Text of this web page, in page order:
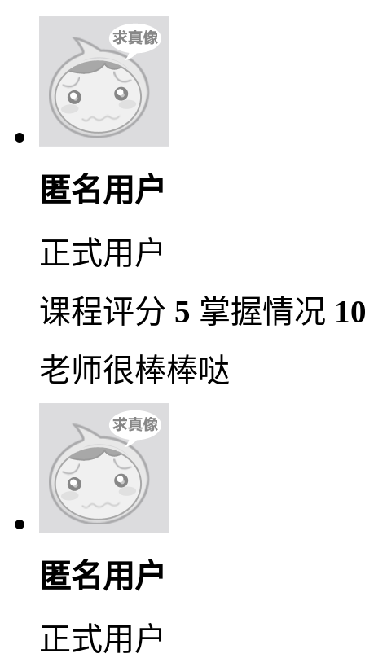
匿名用户
正式用户
课程评分 5 掌握情况
老师很棒棒哒
匿名用户
正式用户